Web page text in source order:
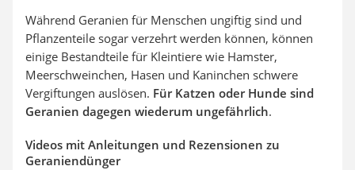
Während Geranien für Menschen ungiftig sind und
Pflanzenteile sogar verzehrt werden können, können
einige Bestandteile für Kleintiere wie Hamster,
Meerschweinchen, Hasen und Kaninchen schwere
Vergiftungen auslösen. Für Katzen oder Hunde sind
Geranien dagegen wiederum ungefährlich.
Videos mit Anleitungen und Rezensionen zu
Geraniendünger